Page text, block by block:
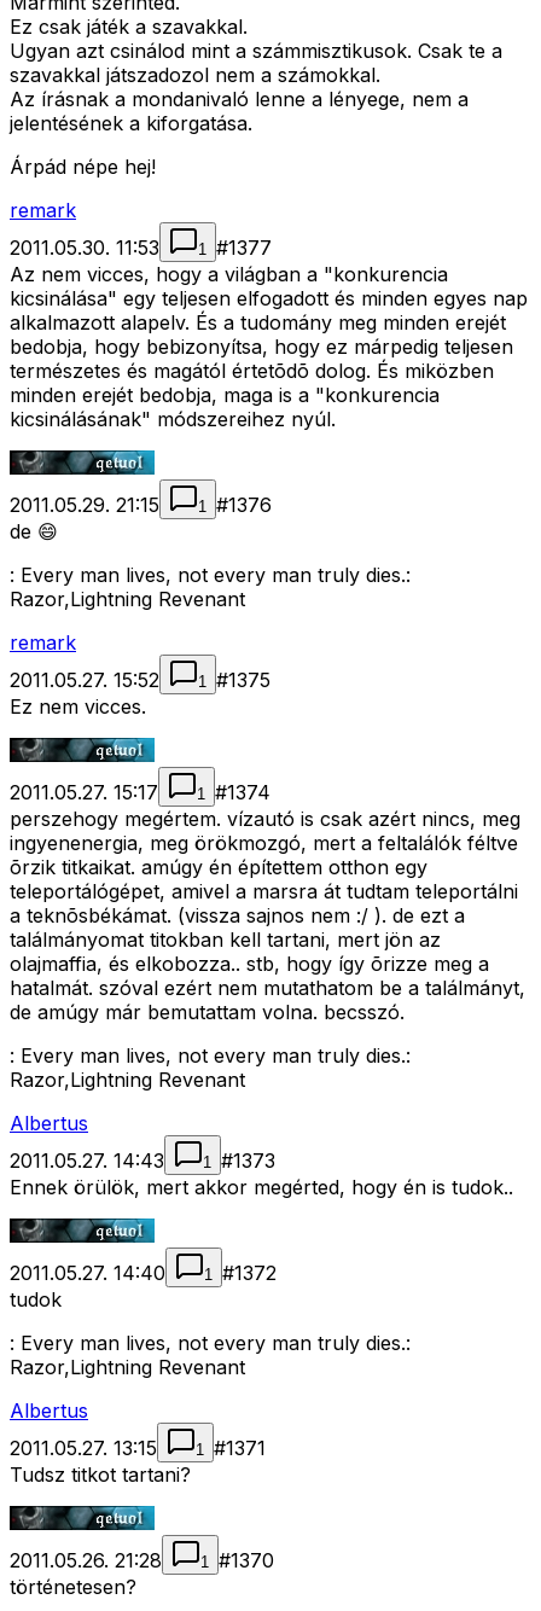
Ez csak játék a szavakkal.
Ugyan azt csinálod mint a számmisztikusok. Csak te a
szavakkal játszadozol nem a számokkal.
Az írásnak a mondanivaló lenne a lényege, nem a
jelentésének a kiforgatása.
Árpád népe hej!
remark
2011.05.30. 11:53
1 #1377
Az nem vicces, hogy a világban a "konkurencia
kicsinálása" egy teljesen elfogadott és minden egyes nap
alkalmazott alapelv. És a tudomány meg minden erejét
bedobja, hogy bebizonyítsa, hogy ez márpedig teljesen
természetes és magától értetõdõ dolog. És miközben
minden erejét bedobja, maga is a "konkurencia
kicsinálásának" módszereihez nyúl.
2011.05.29. 21:15 1 #1376
de 😄
: Every man lives, not every man truly dies.:
Razor,Lightning Revenant
remark
2011.05.27. 15:52
1 #1375
Ez nem vicces.
2011.05.27. 15:17 1 #1374
perszehogy megértem. vízautó is csak azért nincs, meg
ingyenenergia, meg örökmozgó, mert a feltalálók féltve
õrzik titkaikat. amúgy én építettem otthon egy
teleportálógépet, amivel a marsra át tudtam teleportálni
a teknõsbékámat. (vissza sajnos nem :/ ). de ezt a
találmányomat titokban kell tartani, mert jön az
olajmaffia, és elkobozza.. stb, hogy így õrizze meg a
hatalmát. szóval ezért nem mutathatom be a találmányt,
de amúgy már bemutattam volna. becsszó.
: Every man lives, not every man truly dies.:
Razor,Lightning Revenant
Albertus
2011.05.27. 14:43
1 #1373
Ennek örülök, mert akkor megérted, hogy én is tudok..
2011.05.27. 14:40 1 #1372
tudok
: Every man lives, not every man truly dies.:
Razor,Lightning Revenant
Albertus
2011.05.27. 13:15
1 #1371
Tudsz titkot tartani?
2011.05.26. 21:28 1 #1370
történetesen?